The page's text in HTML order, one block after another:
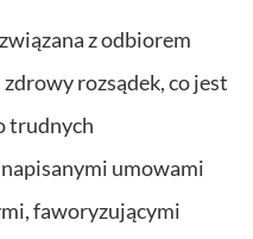
z odbiorem
rozsądek, co jest
trudnych
umowami
faworyzującymi